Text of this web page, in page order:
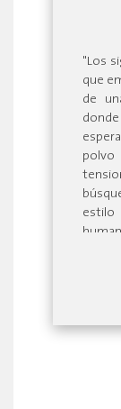
"Los
que
de
polvo